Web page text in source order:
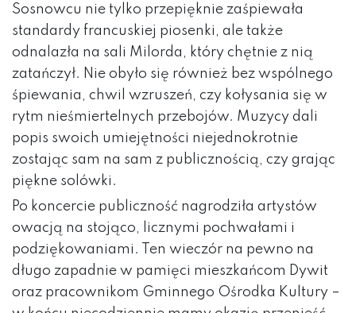
Sosnowcu nie tylko przepięknie zaśpiewała
standardy francuskiej piosenki, ale także
odnalazła na sali Milorda, który chętnie z nią
zatańczył. Nie obyło się również bez wspólnego
śpiewania, chwil wzruszeń, czy kołysania się w
rytm nieśmiertelnych przebojów. Muzycy dali
popis swoich umiejętności niejednokrotnie
zostając sam na sam z publicznością, czy grając
piękne solówki.
Po koncercie publiczność nagrodziła artystów
owacją na stojąco, licznymi pochwałami i
podziękowaniami. Ten wieczór na pewno na
długo zapadnie w pamięci mieszkańcom Dywit
oraz pracownikom Gminnego Ośrodka Kultury –